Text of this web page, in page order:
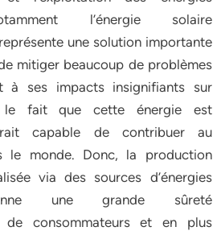
l’énergie solaire
une solution importante
mitiger beaucoup de problèmes
à ses impacts insignifiants sur
le fait que cette énergie est
capable de contribuer au
le monde. Donc, la production
via des sources d’énergies
une grande sûreté
de consommateurs et en plus